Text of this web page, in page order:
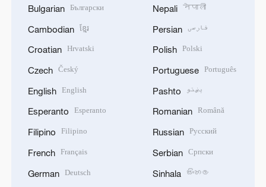
Bulgarian Български
Cambodian ខ្មែរ
Croatian Hrvatski
Czech Český
English English
Esperanto Esperanto
Filipino Filipino
French Français
German Deutsch
Nepali नेपाली
Persian فارسی
Polish Polski
Portuguese Português
Pashto پښتو
Romanian Română
Russian Русский
Serbian Српски
Sinhala සිංහල